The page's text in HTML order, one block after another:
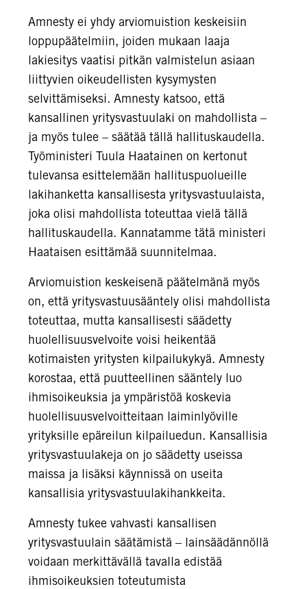
Amnesty ei yhdy arviomuistion keskeisiin
loppupäätelmiin, joiden mukaan laaja
lakiesitys vaatisi pitkän valmistelun asiaan
liittyvien oikeudellisten kysymysten
selvittämiseksi. Amnesty katsoo, että
kansallinen yritysvastuulaki on mahdollista –
ja myös tulee – säätää tällä hallituskaudella.
Työministeri Tuula Haatainen on kertonut
tulevansa esittelemään hallituspuolueille
lakihanketta kansallisesta yritysvastuulaista,
joka olisi mahdollista toteuttaa vielä tällä
hallituskaudella. Kannatamme tätä ministeri
Haataisen esittämää suunnitelmaa.
Arviomuistion keskeisenä päätelmänä myös
on, että yritysvastuusääntely olisi mahdollista
toteuttaa, mutta kansallisesti säädetty
huolellisuusvelvoite voisi heikentää
kotimaisten yritysten kilpailukykyä. Amnesty
korostaa, että puutteellinen sääntely luo
ihmisoikeuksia ja ympäristöä koskevia
huolellisuusvelvoitteitaan laiminlyöville
yrityksille epäreilun kilpailuedun. Kansallisia
yritysvastuulakeja on jo säädetty useissa
maissa ja lisäksi käynnissä on useita
kansallisia yritysvastuulakihankkeita.
Amnesty tukee vahvasti kansallisen
yritysvastuulain säätämistä – lainsäädännöllä
voidaan merkittävällä tavalla edistää
ihmisoikeuksien toteutumista